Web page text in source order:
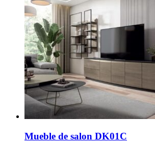
Mueble de salon DK01C